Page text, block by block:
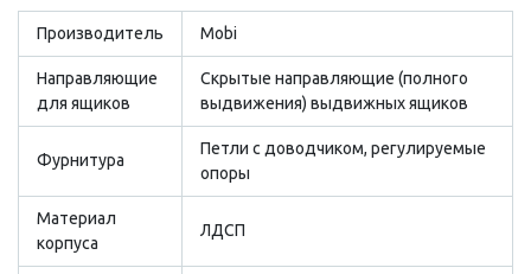
Производитель Mobi
Направляющие
для ящиков
Скрытые направляющие (полного
выдвижения) выдвижных ящиков
Фурнитура
Петли с доводчиком, регулируемые
опоры
Материал
корпуса
ЛДСП